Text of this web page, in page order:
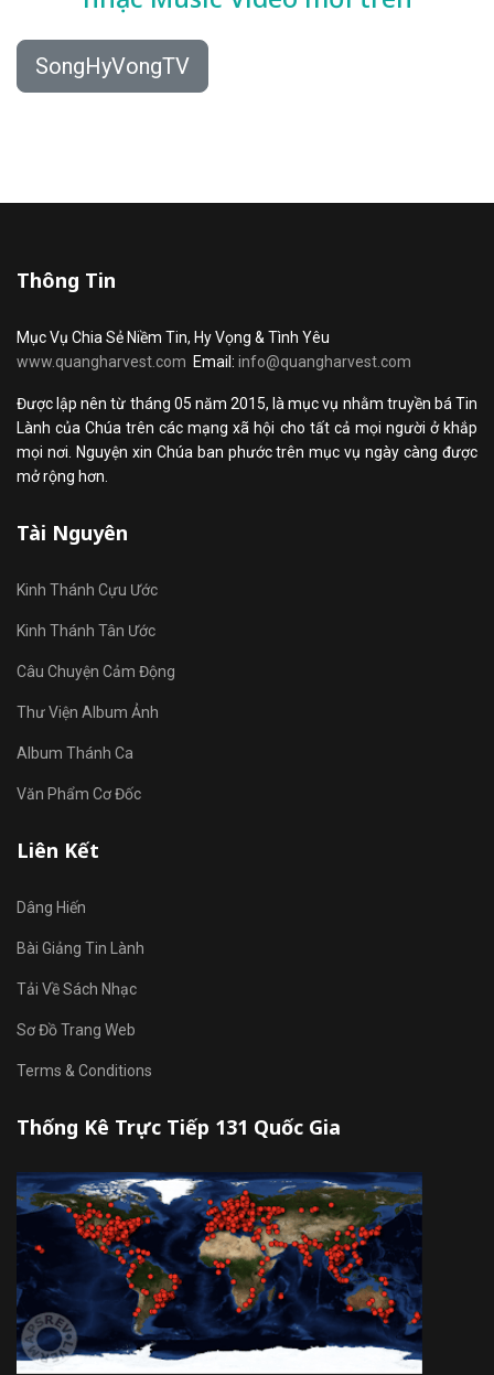
SongHyVongTV
Thông Tin
Mục Vụ Chia Sẻ Niềm Tin, Hy Vọng & Tình Yêu
www.quangharvest.com Email: info@quangharvest.com
Được lập nên từ tháng 05 năm 2015, là mục vụ nhằm truyền bá Tin
Lành của Chúa trên các mạng xã hội cho tất cả mọi người ở khắp
mọi nơi. Nguyện xin Chúa ban phước trên mục vụ ngày càng được
mở rộng hơn.
Tài Nguyên
Kinh Thánh Cựu Ước
Kinh Thánh Tân Ước
Câu Chuyện Cảm Động
Thư Viện Album Ảnh
Album Thánh Ca
Văn Phẩm Cơ Đốc
Liên Kết
Dâng Hiến
Bài Giảng Tin Lành
Tải Về Sách Nhạc
Sơ Đồ Trang Web
Terms & Conditions
Thống Kê Trực Tiếp 131 Quốc Gia